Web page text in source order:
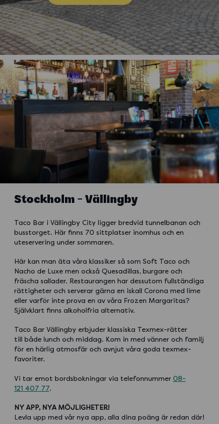
Stockholm - Vällingby
Taco Bar i Vällingby City ligger bredvid tunnelbanan och
busstorget. Här finns 70 sittplatser inomhus och en
uteservering under sommaren.
Här kan man äta våra klassiker så som Soft Taco och
Nacho de Luxe men också Quesadillas, burgare och
fräscha sallader. Restaurangen har dessutom fullständiga
rättigheter och serverar gärna en iskall Corona med lime
eller varför inte prova en av våra Frozen Margaritas?
Självklart finns alkoholfria alternativ.
Taco Bar Vällingby erbjuder klassiska Texmex-rätter
till både lunch och middag. Kom in med vänner och familj
för en härlig atmosfär och avnjut våra goda texmex-
favoriter.
Vi tar emot bordsbokningar via telefonnummer 08-
121 407 77.
NY APP, NYA MÖJLIGHETER!
Levla upp med vår nya app, alla dina poäng är redan där!